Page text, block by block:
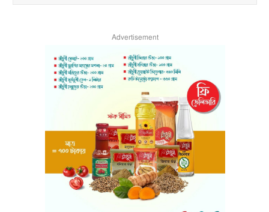
Advertisement